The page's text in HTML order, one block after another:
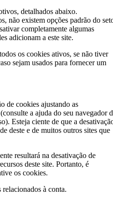
detalhados abaixo.
não existem opções padrão do
completamente algumas
adicionam a este site.
os cookies ativos, se não tiver
sejam usados para fornecer um
de cookies ajustando as
a ajuda do seu navegador
Esteja ciente de que a
deste e de muitos outros sites que
resultará na desativação de
deste site. Portanto, é
os cookies.
à conta.